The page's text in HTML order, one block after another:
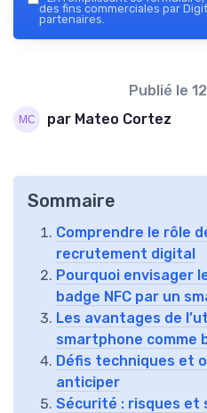
des fins commerciales par
partenaires.
Publié le
par Mateo Cortez
Sommaire
Comprendre le rôle
recrutement digital
Pourquoi envisager
badge NFC par un
Les avantages de
smartphone comme
Défis techniques et
anticiper
Sécurité : risques et